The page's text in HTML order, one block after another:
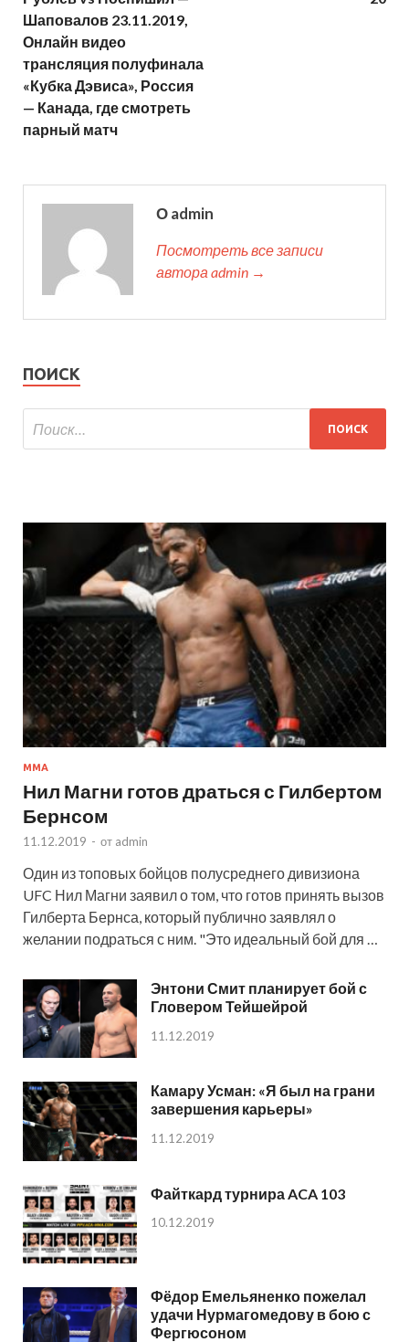
Шаповалов 23.11.2019,
Онлайн видео
трансляция полуфинала
«Кубка Дэвиса», Россия
— Канада, где смотреть
парный матч
О admin
Посмотреть все записи
автора admin →
ПОИСК
MMA
Нил Магни готов драться с Гилбертом
Бернсом
11.12.2019 - от admin
Один из топовых бойцов полусреднего дивизиона
UFC Нил Магни заявил о том, что готов принять вызов
Гилберта Бернса, который публично заявлял о
желании подраться с ним. "Это идеальный бой для …
Энтони Смит планирует бой с
Гловером Тейшейрой
11.12.2019
Камару Усман: «Я был на грани
завершения карьеры»
11.12.2019
Файткард турнира ACA 103
10.12.2019
Фёдор Емельяненко пожелал
удачи Нурмагомедову в бою с
Фергюсоном